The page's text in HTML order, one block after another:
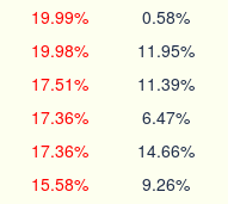
19.99% 0.58%
19.98% 11.95%
17.51% 11.39%
17.36% 6.47%
17.36% 14.66%
15.58% 9.26%